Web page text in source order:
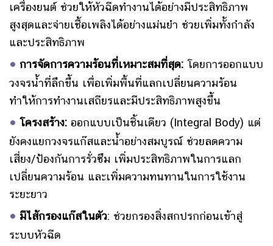
เครื่องยนต์ ช่วยให้หัวฉีดทำงานได้อย่างมีประสิทธิภาพ
สูงสุดและจ่ายเชื้อเพลิงได้อย่างแม่นยำ ช่วยเพิ่มทั้งกำลัง
และประสิทธิภาพ
• การจัดการความร้อนที่เหมาะสมที่สุด: โดยการออกแบบ
วงจรน้ำที่ลึกขึ้น เพื่อเพิ่มพื้นที่แลกเปลี่ยนความร้อน
ทำให้การทำงานเสถียรและมีประสิทธิภาพสูงขึ้น
• โครงสร้าง: ออกแบบเป็นชิ้นเดียว (Integral Body) แต่
ยังคงแยกวงจรแก๊สและน้ำอย่างสมบูรณ์ ช่วยลดความ
เสี่ยง/ป้องกันการรั่วซึม เพิ่มประสิทธิภาพในการแลก
เปลี่ยนความร้อน และเพิ่มความทนทานในการใช้งาน
ระยะยาว
• มีไส้กรองแก๊สในตัว: ช่วยกรองสิ่งสกปรกก่อนเข้าสู่
ระบบหัวฉีด